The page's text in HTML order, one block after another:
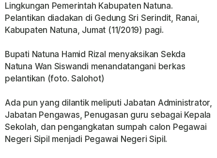
Lingkungan Pemerintah Kabupaten Natuna.
Pelantikan diadakan di Gedung Sri Serindit, Ranai,
Kabupaten Natuna, Jumat (11/2019) pagi.
Bupati Natuna Hamid Rizal menyaksikan Sekda
Natuna Wan Siswandi menandatangani berkas
pelantikan (foto. Salohot)
Ada pun yang dilantik meliputi Jabatan Administrator,
Jabatan Pengawas, Penugasan guru sebagai Kepala
Sekolah, dan pengangkatan sumpah calon Pegawai
Negeri Sipil menjadi Pegawai Negeri Sipil.